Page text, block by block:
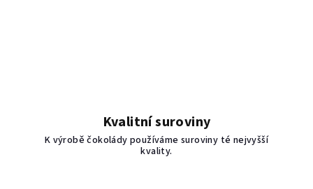
Kvalitní suroviny
K výrobě čokolády používáme suroviny té nejvyšší
kvality.